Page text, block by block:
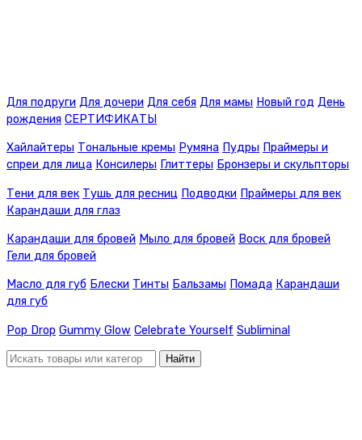
Для подруги Для дочери Для себя Для мамы Новый год День
рождения СЕРТИФИКАТЫ
Хайлайтеры Тональные кремы Румяна Пудры Праймеры и
спреи для лица Консилеры Глиттеры Бронзеры и скульпторы
Тени для век Тушь для ресниц Подводки Праймеры для век
Карандаши для глаз
Карандаши для бровей Мыло для бровей Воск для бровей
Гели для бровей
Масло для губ Блески Тинты Бальзамы Помада Карандаши
для губ
Pop Drop Gummy Glow Celebrate Yourself Subliminal
Найти